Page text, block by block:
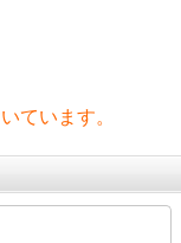
ています。